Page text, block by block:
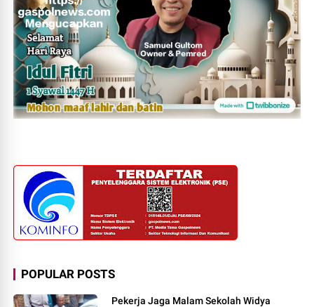
POPULAR POSTS
Pekerja Jaga Malam Sekolah Widya